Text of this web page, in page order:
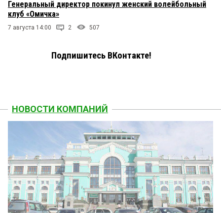
Генеральный директор покинул женский волейбольный
клуб «Омичка»
7 августа 14:00 2 507
Подпишитесь ВКонтакте!
НОВОСТИ КОМПАНИЙ